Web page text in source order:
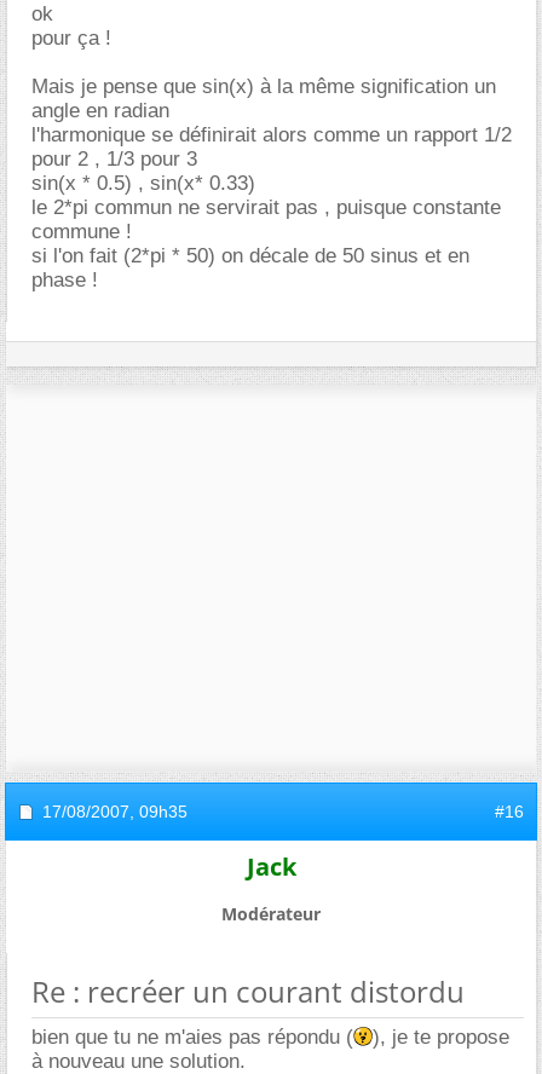
ok
pour ça !
Mais je pense que sin(x) à la même signification un
angle en radian
l'harmonique se définirait alors comme un rapport 1/2
pour 2 , 1/3 pour 3
sin(x * 0.5) , sin(x* 0.33)
le 2*pi commun ne servirait pas , puisque constante
commune !
si l'on fait (2*pi * 50) on décale de 50 sinus et en
phase !
17/08/2007, 09h35 #16
Jack
Modérateur
Re : recréer un courant distordu
bien que tu ne m'aies pas répondu (
), je te propose
à nouveau une solution.